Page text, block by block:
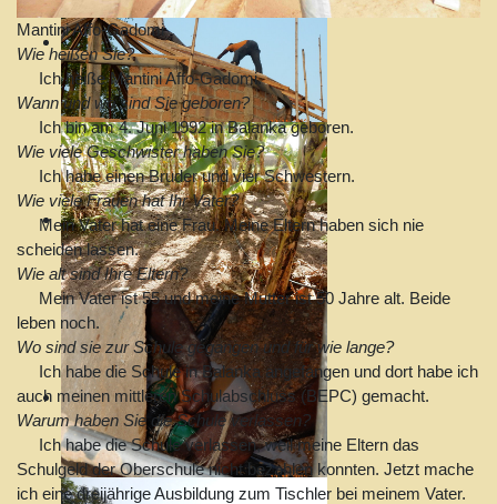
Mantini Affo-Gadomi
Wie heißen Sie?
Ich heiße Mantini Affo-Gadomi.
Wann und wo sind Sie geboren?
Ich bin am 4. Juni 1992 in Balanka geboren.
Wie viele Geschwister haben Sie?
Ich habe einen Bruder und vier Schwestern.
Wie viele Frauen hat Ihr Vater?
Mein Vater hat eine Frau. Meine Eltern haben sich nie
scheiden lassen.
Wie alt sind Ihre Eltern?
Mein Vater ist 55 und meine Mutter ist 50 Jahre alt. Beide
leben noch.
Wo sind sie zur Schule gegangen und für wie lange?
Ich habe die Schule in Balanka angefangen und dort habe ich
auch meinen mittleren Schulabschluss (BEPC) gemacht.
Warum haben Sie die Schule verlassen?
Ich habe die Schule verlassen, weil meine Eltern das
Schulgeld der Oberschule nicht bezahlen konnten. Jetzt mache
ich eine dreijährige Ausbildung zum Tischler bei meinem Vater.